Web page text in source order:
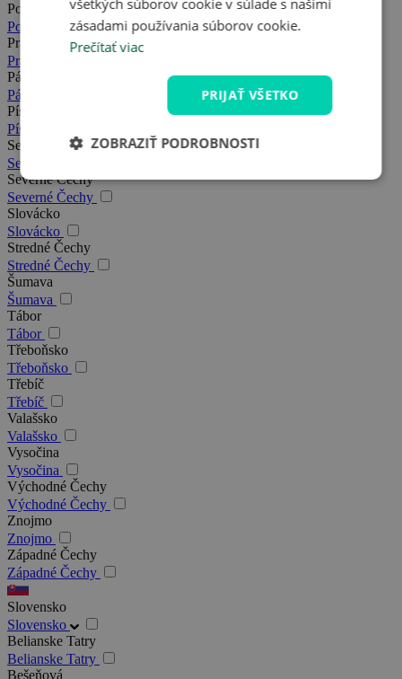
Posázavie
Posázavie
Praha
Praha
Pálava
Pálava
Písek
Písek
Severná Morava
Severná Morava
Severné Čechy
Severné Čechy
Slovácko
Slovácko
Stredné Čechy
Stredné Čechy
Šumava
Šumava
Tábor
Tábor
Třeboňsko
Třeboňsko
Třebíč
Třebíč
Valašsko
Valašsko
Vysočina
Vysočina
Východné Čechy
Východné Čechy
Znojmo
Znojmo
Západné Čechy
Západné Čechy
Slovensko
Slovensko
Belianske Tatry
Belianske Tatry
Bešeňová
všetkých súborov cookie v súlade s našimi
zásadami používania súborov cookie.
Prečítať viac
PRIJAŤ VŠETKO
ZOBRAZIŤ PODROBNOSTI